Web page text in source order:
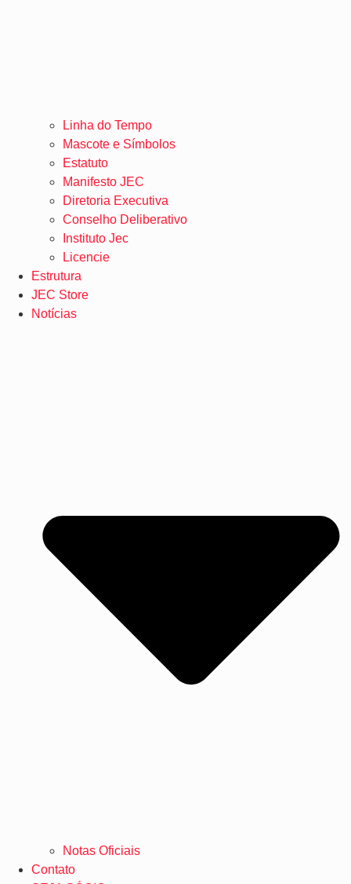
Linha do Tempo
Mascote e Símbolos
Estatuto
Manifesto JEC
Diretoria Executiva
Conselho Deliberativo
Instituto Jec
Licencie
Estrutura
JEC Store
Notícias
Notas Oficiais
Contato